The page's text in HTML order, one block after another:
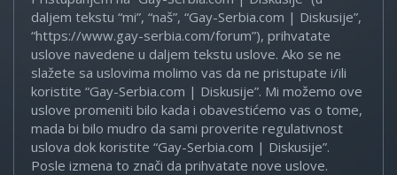
daljem tekstu “mi”, “naš”, “Gay-Serbia.com | Diskusije”,
“https://www.gay-serbia.com/forum”), prihvatate
uslove navedene u daljem tekstu uslove. Ako se ne
slažete sa uslovima molimo vas da ne pristupate i/ili
koristite “Gay-Serbia.com | Diskusije”. Mi možemo ove
uslove promeniti bilo kada i obavestićemo vas o tome,
mada bi bilo mudro da sami proverite regulativnost
uslova dok koristite “Gay-Serbia.com | Diskusije”.
Posle izmena to znači da prihvatate nove uslove.